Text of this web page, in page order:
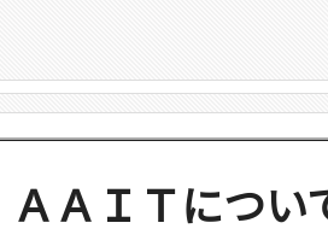
ＡＡＩＴについ